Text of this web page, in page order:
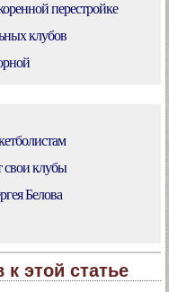
перестройке
клубов
свои клубы
Белова
этой статье